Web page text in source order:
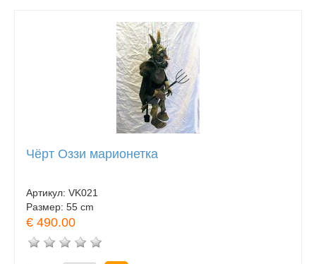
Чёрт Оззи марионетка
Артикул: VK021
Размер: 55 cm
€ 490.00